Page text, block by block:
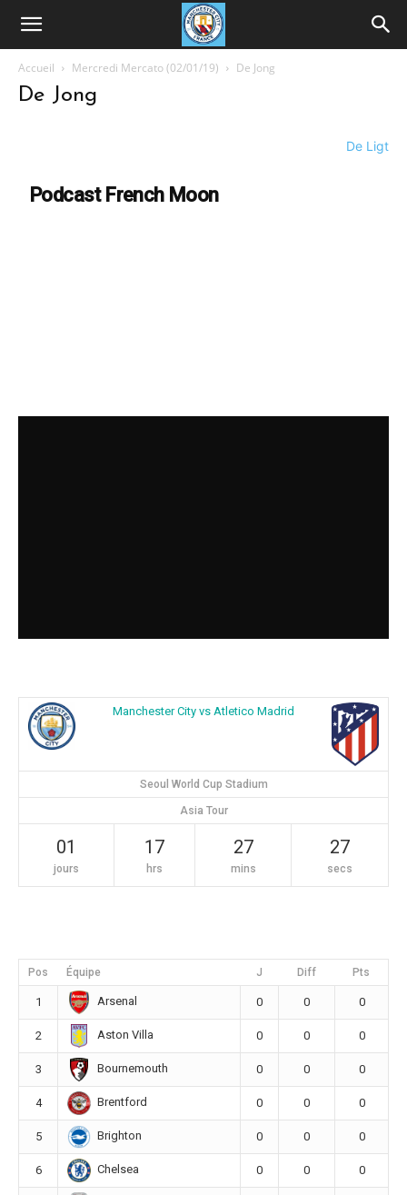
Accueil Mercredi Mercato (02/01/19) De Jong
De Jong
De Ligt
Podcast French Moon
Manchester City vs Atletico Madrid
Seoul World Cup Stadium
Asia Tour
01
jours
17
hrs
27
mins
27
secs
Pos Équipe J Diff Pts
1 Arsenal 0 0 0
2 Aston Villa 0 0 0
3 Bournemouth 0 0 0
4 Brentford 0 0 0
5 Brighton 0 0 0
6 Chelsea 0 0 0